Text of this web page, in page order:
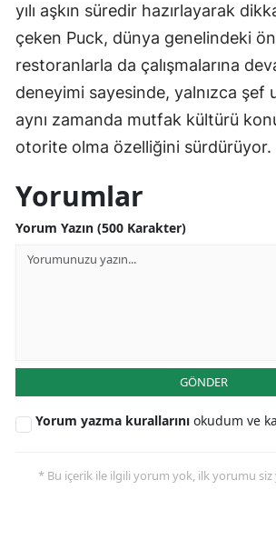
yılı aşkın süredir hazırlayarak
çeken Puck, dünya genelindeki
restoranlarla da çalışmalarına
deneyimi sayesinde, yalnızca şef
aynı zamanda mutfak kültürü
otorite olma özelliğini sürdürüyor.
Yorumlar
Yorum Yazın (500 Karakter)
GÖNDER
Yorum yazma kurallarını okudum ve
* Bu içerik ile ilgili yorum yok, ilk yorumu siz